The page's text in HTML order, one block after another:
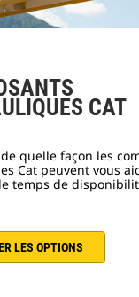
CAT
quelle façon les
Cat peuvent vous
temps de
LES OPTIONS